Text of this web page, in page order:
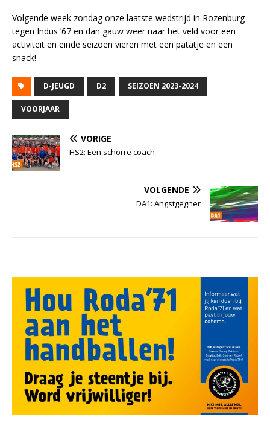
Volgende week zondag onze laatste wedstrijd in Rozenburg
tegen Indus ’67 en dan gauw weer naar het veld voor een
activiteit en einde seizoen vieren met een patatje en een
snack!
D-JEUGD D2 SEIZOEN 2023-2024
VOORJAAR
VORIGE
HS2: Een schorre coach
VOLGENDE
DA1: Angstgegner